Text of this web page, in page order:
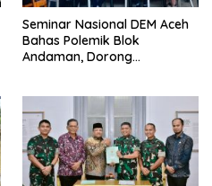
Seminar Nasional DEM Aceh
Bahas Polemik Blok
Andaman, Dorong